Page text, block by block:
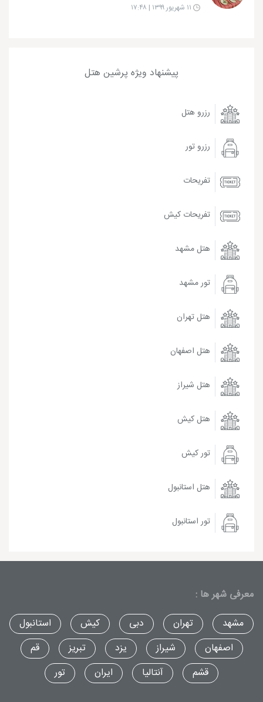
پیشنهاد ویژه پرشین هتل
رزرو هتل
رزرو تور
تفریحات
تفریحات کیش
هتل مشهد
تور مشهد
هتل تهران
هتل اصفهان
هتل شیراز
هتل کیش
تور کیش
هتل استانبول
تور استانبول
معرفی شهر ها :
مشهد
تهران دبی کیش
استانبول
اصفهان
شیراز یزد تبریز
قم
قشم
آنتالیا ایران تور